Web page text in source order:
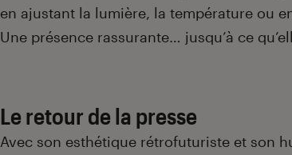
en ajustant la lumière, la température ou
Une présence rassurante… jusqu’à ce
Le retour de la presse
Avec son esthétique rétrofuturiste et son